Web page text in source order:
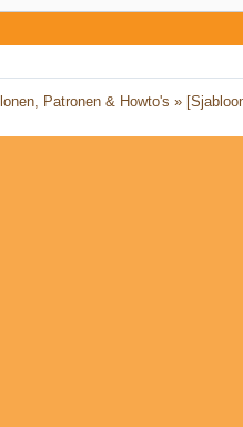
Patronen & Howto's »